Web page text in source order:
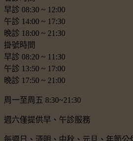
早診 08:30 ~ 12:00
午診 14:00 ~ 17:30
晚診 18:00 ~ 21:30
掛號時間
早診 08:20 ~ 11:30
午診 13:50 ~ 17:00
晚診 17:50 ~ 21:00
周一至周五 8:30~21:30
週六僅提供早、午診服務
每週日、清明、中秋、元旦、年節公